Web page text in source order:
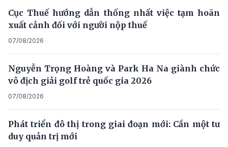
Cục Thuế hướng dẫn thống nhất việc tạm hoãn
xuất cảnh đối với người nộp thuế
07/08/2026
Nguyễn Trọng Hoàng và Park Ha Na giành chức
vô địch giải golf trẻ quốc gia 2026
07/08/2026
Phát triển đô thị trong giai đoạn mới: Cần một tư
duy quản trị mới